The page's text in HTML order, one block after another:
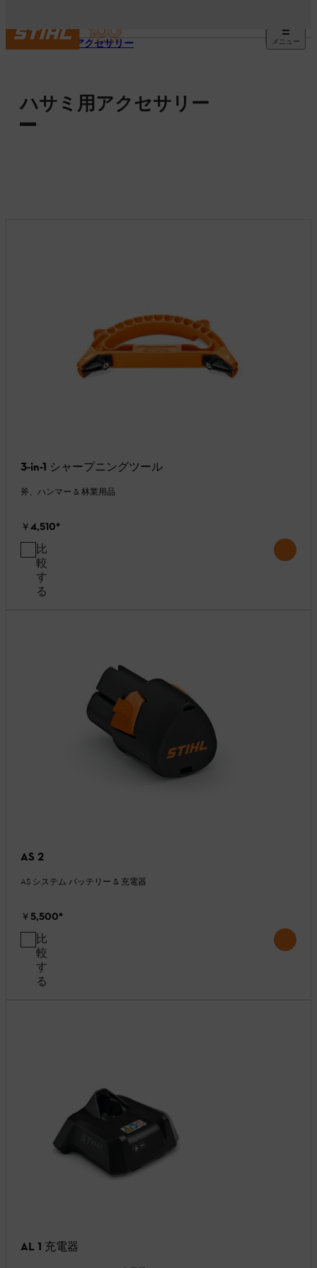
メニュー
STIHL アクセサリー
ハサミ用アクセサリー
3-in-1 シャープニングツール
斧、ハンマー & 林業用品
￥4,510*
比
較
す
る
AS 2
AS システム バッテリー & 充電器
￥5,500*
比
較
す
る
AL 1 充電器